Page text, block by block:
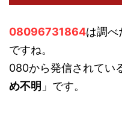
08096731864は調べ
ですね。
080から発信されてい
め不明 」です。